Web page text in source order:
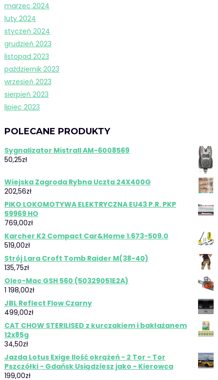
marzec 2024
luty 2024
styczeń 2024
grudzień 2023
listopad 2023
październik 2023
wrzesień 2023
sierpień 2023
lipiec 2023
POLECANE PRODUKTY
Sygnalizator Mistrall AM-6008569
50,25zł
Wiejska Zagroda Rybna Uczta 24X400G
202,56zł
PIKO LOKOMOTYWA ELEKTRYCZNA EU43 P.R. PKP
59969 HO
769,00zł
Karcher K2 Compact Car&Home 1.673-509.0
519,00zł
Strój Lara Croft Tomb Raider M(38-40)
135,75zł
Oleo-Mac GSH 560 (50329051E2A)
1 198,00zł
JBL Reflect Flow Czarny
499,00zł
CAT CHOW STERILISED z kurczakiem i bakłażanem
12x85g
34,50zł
Jazda Lotus Exige Ilość okrążeń - 2 Tor - Tor
Pszczółki - Gdańsk Usiądziesz jako - Kierowca
199,00zł